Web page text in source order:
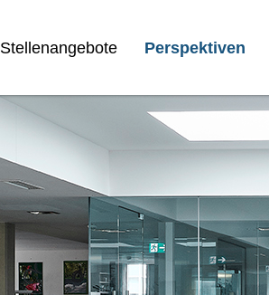
Stellenangebote Perspektiven